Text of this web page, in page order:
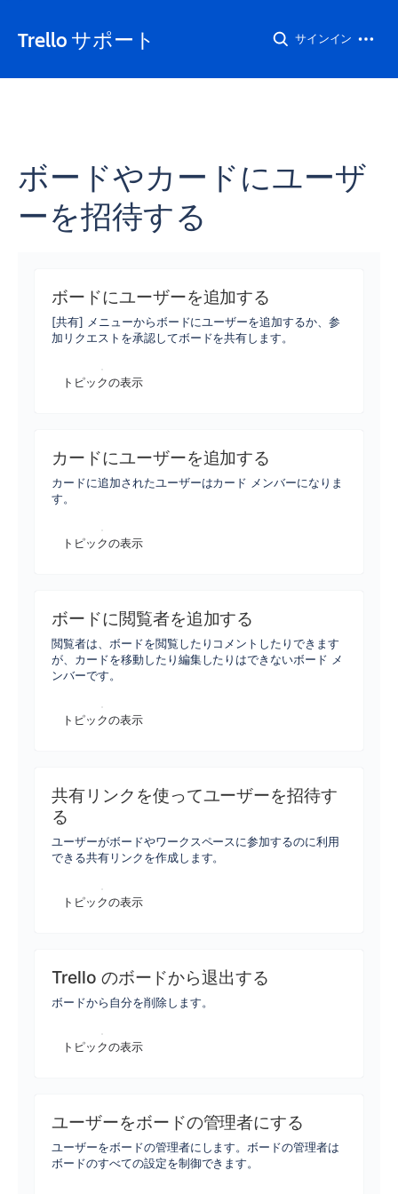
Trello サポート サインイン
ボードやカードにユーザ
ーを招待する
ボードにユーザーを追加する
[共有] メニューからボードにユーザーを追加するか、参
加リクエストを承認してボードを共有します。
トピックの表示
カードにユーザーを追加する
カードに追加されたユーザーはカード メンバーになりま
す。
トピックの表示
ボードに閲覧者を追加する
閲覧者は、ボードを閲覧したりコメントしたりできます
が、カードを移動したり編集したりはできないボード メ
ンバーです。
トピックの表示
共有リンクを使ってユーザーを招待す
る
ユーザーがボードやワークスペースに参加するのに利用
できる共有リンクを作成します。
トピックの表示
Trello のボードから退出する
ボードから自分を削除します。
トピックの表示
ユーザーをボードの管理者にする
ユーザーをボードの管理者にします。ボードの管理者は
ボードのすべての設定を制御できます。